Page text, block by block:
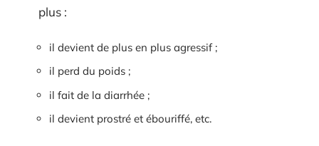
plus :
il devient de plus en plus agressif ;
il perd du poids ;
il fait de la diarrhée ;
il devient prostré et ébouriffé, etc.